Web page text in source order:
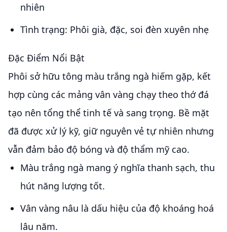
nhiên
Tình trạng: Phôi già, đặc, soi đèn xuyên nhẹ
Đặc Điểm Nổi Bật
Phôi sở hữu tông màu trắng ngà hiếm gặp, kết
hợp cùng các mảng vân vàng chạy theo thớ đá
tạo nên tổng thể tinh tế và sang trọng. Bề mặt
đã được xử lý kỹ, giữ nguyên vẻ tự nhiên nhưng
vẫn đảm bảo độ bóng và độ thẩm mỹ cao.
Màu trắng ngà mang ý nghĩa thanh sạch, thu
hút năng lượng tốt.
Vân vàng nâu là dấu hiệu của độ khoáng hoá
lâu năm.